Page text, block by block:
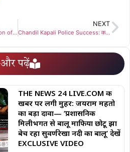
Adityapur JLAADO Expansion of committee: जलाड़ो कमेटी का विस्तार ,प्रदूषण रोकने हाई लेवल कमेटी का गठन
NEXT
Chandil Kapali Police Success: कपाली में मोटरसाइकिल चोर गिरोह का भंडाफोड़, सात मोटरसाइकिल के साथ तीन शातिर चोर गिरफ्तार
और पढ़ें
THE NEWS 24 LIVE.COM की
खबर पर लगी मुहर: जयराम महतो
का बड़ा दावा— ‘प्रशासनिक
मिलीभगत से बालू माफिया छोटू झा
बेच रहा सुवर्णरेखा नदी का बालू’ देखें
EXCLUSIVE VIDEO